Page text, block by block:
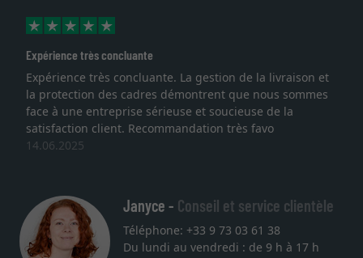
Expérience très concluante
Expérience très concluante. La gestion de la livraison et
la protection des cadres démontrent que nous sommes
face à une entreprise sérieuse et soucieuse de la
satisfaction client. Recommandation très favo
14.06.2025
Janyce - Conseil et service clientèle
Téléphone: +33 9 73 03 61 38
Du lundi au vendredi : de 9 h à 17 h